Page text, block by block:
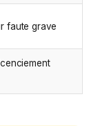
faute grave